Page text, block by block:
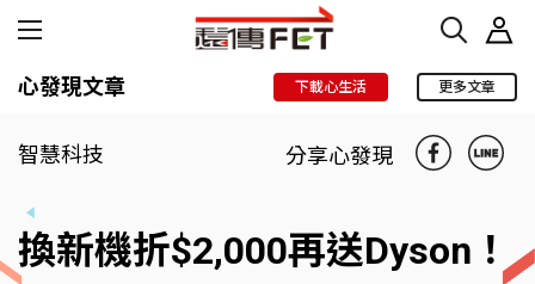
心發現文章 下載心生活 更多文章
智慧科技 分享心發現
換新機折$2,000再送Dyson！